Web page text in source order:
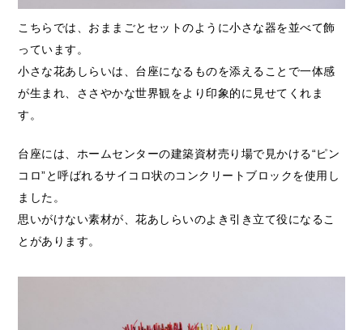
こちらでは、おままごとセットのように小さな器を並べて飾
っています。
小さな花あしらいは、台座になるものを添えることで一体感
が生まれ、ささやかな世界観をより印象的に見せてくれま
す。
台座には、ホームセンターの建築資材売り場で見かける“ピン
コロ”と呼ばれるサイコロ状のコンクリートブロックを使用し
ました。
思いがけない素材が、花あしらいのよき引き立て役になるこ
とがあります。